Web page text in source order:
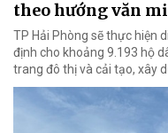
theo hướng văn
TP Hải Phòng sẽ thực hiện
định cho khoảng 9.193 hộ
trang đô thị và cải tạo, xây